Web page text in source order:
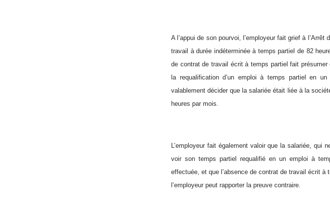
A l’appui de son pourvoi, l’employeur fait grief à
travail à durée indéterminée à temps partiel de 82
de contrat de travail écrit à temps partiel fait
la requalification d’un emploi à temps partiel en
valablement décider que la salariée était liée à la
heures par mois.
L’employeur fait également valoir que la salariée, qui
voir son temps partiel requalifié en un emploi à
effectuée, et que l’absence de contrat de travail écrit
l’employeur peut rapporter la preuve contraire.